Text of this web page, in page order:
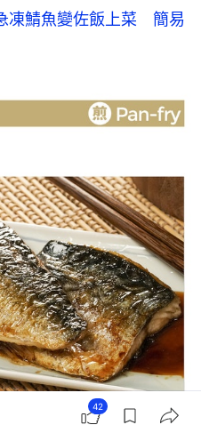
凍鯖魚變佐飯上菜　簡易
42